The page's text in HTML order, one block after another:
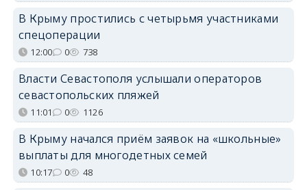
В Крыму простились с четырьмя участниками
спецоперации
12:00 0 738
Власти Севастополя услышали операторов
севастопольских пляжей
11:01 0 1126
В Крыму начался приём заявок на «школьные»
выплаты для многодетных семей
10:17 0 48